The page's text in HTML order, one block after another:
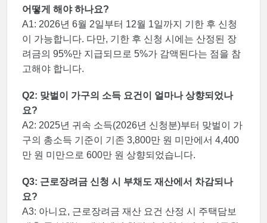
어떻게 해야 하나요?
A1: 2026년 6월 2일부터 12월 1일까지 기한 후 신청
이 가능합니다. 다만, 기한 후 신청 시에는 산정된 장
려금의 95%만 지급되므로 5%가 감액된다는 점을 참
고해야 합니다.
Q2: 맞벌이 가구의 소득 요건이 얼마나 상향되었나
요?
A2: 2025년 귀속 소득(2026년 신청분)부터 맞벌이 가
구의 총소득 기준이 기존 3,800만 원 미만에서 4,400
만 원 미만으로 600만 원 상향되었습니다.
Q3: 근로장려금 신청 시 부채도 재산에서 차감되나
요?
A3: 아니요, 근로장려금 재산 요건 산정 시 주택담보